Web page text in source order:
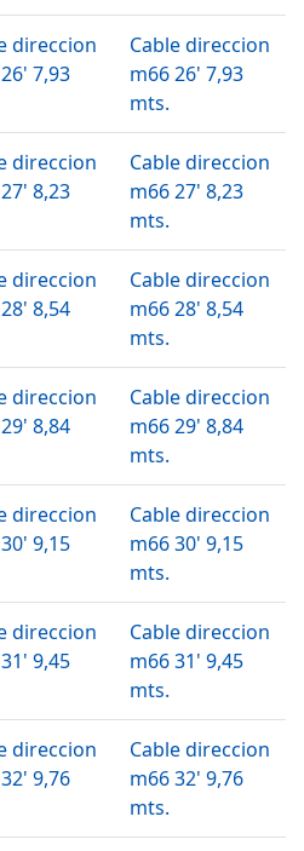
direccion
7,93
Cable direccion
m66 26' 7,93
mts.
direccion
8,23
Cable direccion
m66 27' 8,23
mts.
direccion
8,54
Cable direccion
m66 28' 8,54
mts.
direccion
8,84
Cable direccion
m66 29' 8,84
mts.
direccion
9,15
Cable direccion
m66 30' 9,15
mts.
direccion
9,45
Cable direccion
m66 31' 9,45
mts.
direccion
9,76
Cable direccion
m66 32' 9,76
mts.